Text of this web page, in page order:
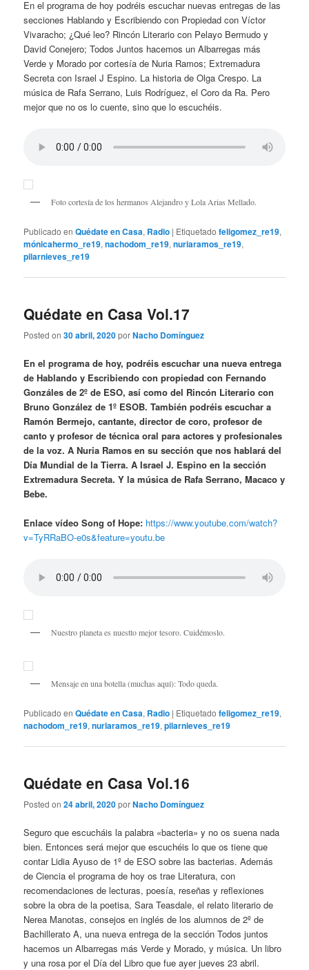
En el programa de hoy podréis escuchar nuevas entregas de las
secciones Hablando y Escribiendo con Propiedad con Víctor
Vivaracho; ¿Qué leo? Rincón Literario con Pelayo Bermudo y
David Conejero; Todos Juntos hacemos un Albarregas más
Verde y Morado por cortesía de Nuria Ramos; Extremadura
Secreta con Israel J Espino. La historia de Olga Crespo. La
música de Rafa Serrano, Luis Rodríguez, el Coro da Ra. Pero
mejor que no os lo cuente, sino que lo escuchéis.
Foto cortesía de los hermanos Alejandro y Lola Arias Mellado.
Publicado en Quédate en Casa, Radio | Etiquetado feligomez_re19,
mónicahermo_re19,nachodom_re19,nuriaramos_re19,
pilarnieves_re19
Quédate en Casa Vol.17
Posted on30 abril, 2020porNacho Domínguez
En el programa de hoy, podréis escuchar una nueva entrega
de Hablando y Escribiendo con propiedad con Fernando
Gonzáles de 2º de ESO, así como del Rincón Literario con
Bruno González de 1º ESOB. También podréis escuchar a
Ramón Bermejo, cantante, director de coro, profesor de
canto y profesor de técnica oral para actores y profesionales
de la voz. A Nuria Ramos en su sección que nos hablará del
Día Mundial de la Tierra. A Israel J. Espino en la sección
Extremadura Secreta. Y la música de Rafa Serrano, Macaco y
Bebe.
Enlace vídeo Song of Hope: https://www.youtube.com/watch?
v=TyRRaBO-e0s&feature=youtu.be
Nuestro planeta es nuestto mejor tesoro. Cuidémoslo.
Mensaje en una botella (muchas aquí): Todo queda.
Publicado en Quédate en Casa, Radio | Etiquetado feligomez_re19,
nachodom_re19,nuriaramos_re19,pilarnieves_re19
Quédate en Casa Vol.16
Posted on24 abril, 2020porNacho Domínguez
Seguro que escucháis la palabra «bacteria» y no os suena nada
bien. Entonces será mejor que escuchéis lo que os tiene que
contar Lidia Ayuso de 1º de ESO sobre las bacterias. Además
de Ciencia el programa de hoy os trae Literatura, con
recomendaciones de lecturas, poesía, reseñas y reflexiones
sobre la obra de la poetisa, Sara Teasdale, el relato literario de
Nerea Manotas, consejos en inglés de los alumnos de 2º de
Bachillerato A, una nueva entrega de la sección Todos juntos
hacemos un Albarregas más Verde y Morado, y música. Un libro
y una rosa por el Día del Libro que fue ayer jueves 23 abril.